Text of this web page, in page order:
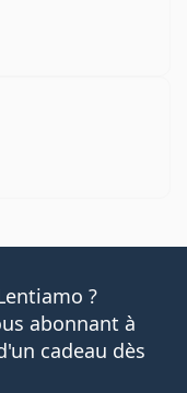
?
abonnant à
cadeau dès